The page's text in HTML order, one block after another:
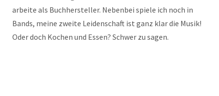
arbeite als Buchhersteller. Nebenbei spiele ich noch in
Bands, meine zweite Leidenschaft ist ganz klar die Musik!
Oder doch Kochen und Essen? Schwer zu sagen.